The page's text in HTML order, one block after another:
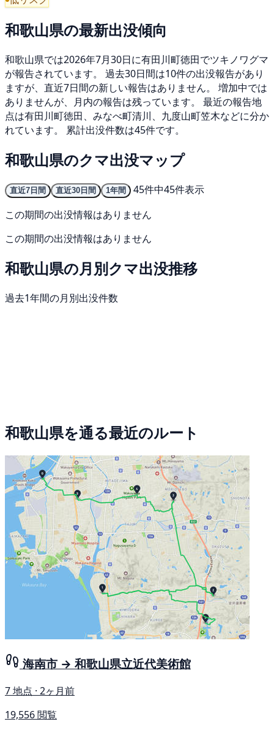
和歌山県の最新出没傾向
和歌山県では2026年7月30日に有田川町徳田でツキノワグマ
が報告されています。 過去30日間は10件の出没報告があり
ますが、直近7日間の新しい報告はありません。 増加中では
ありませんが、月内の報告は残っています。 最近の報告地
点は有田川町徳田、みなべ町清川、九度山町笠木などに分か
れています。 累計出没件数は45件です。
和歌山県のクマ出没マップ
直近7日間 直近30日間 1年間
45件中45件表示
この期間の出没情報はありません
この期間の出没情報はありません
和歌山県の月別クマ出没推移
過去1年間の月別出没件数
和歌山県を通る最近のルート
海南市 → 和歌山県立近代美術館
7 地点 · 2ヶ月前
19,556 閲覧